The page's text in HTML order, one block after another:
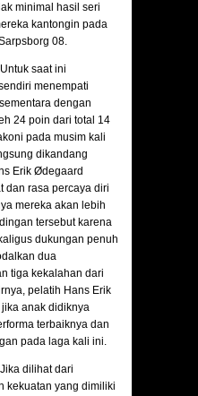
minimal hasil seri
kantongin pada
08.
saat ini
menempati
dengan
24 poin dari total 14
pada musim kali
dikandang
Erik Ødegaard
dan rasa percaya diri
mereka akan lebih
tersebut karena
dukungan penuh
dua
tiga kekalahan dari
pelatih Hans Erik
anak didiknya
terbaiknya dan
pada laga kali ini.
dilihat dari
kekuatan yang dimiliki